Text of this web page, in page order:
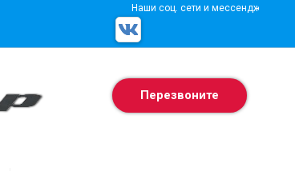
Наши соц. сети и мессенджеры
Перезвоните